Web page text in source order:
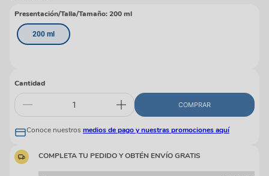
Presentación/Talla/Tamaño:200 ml
200 ml
Cantidad
COMPRAR
Conoce nuestros medios de pago y nuestras promociones aquí
COMPLETA TU PEDIDO Y OBTÉN ENVÍO GRATIS